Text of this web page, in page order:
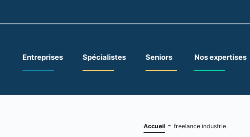
Entreprises Spécialistes Seniors Nos expertises
Accueil -freelance industrie